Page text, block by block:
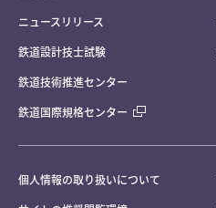
ニュースリリース
鉄道設計技士試験
鉄道技術推進センター
鉄道国際規格センター
個人情報の取り扱いについて